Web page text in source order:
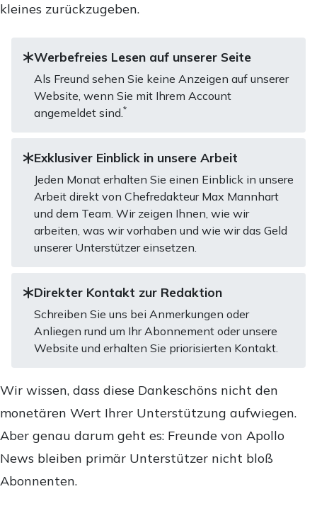
kleines zurückzugeben.
Werbefreies Lesen auf unserer Seite
Als Freund sehen Sie keine Anzeigen auf unserer
Website, wenn Sie mit Ihrem Account
angemeldet sind.*
Exklusiver Einblick in unsere Arbeit
Jeden Monat erhalten Sie einen Einblick in unsere
Arbeit direkt von Chefredakteur Max Mannhart
und dem Team. Wir zeigen Ihnen, wie wir
arbeiten, was wir vorhaben und wie wir das Geld
unserer Unterstützer einsetzen.
Direkter Kontakt zur Redaktion
Schreiben Sie uns bei Anmerkungen oder
Anliegen rund um Ihr Abonnement oder unsere
Website und erhalten Sie priorisierten Kontakt.
Wir wissen, dass diese Dankeschöns nicht den
monetären Wert Ihrer Unterstützung aufwiegen.
Aber genau darum geht es: Freunde von Apollo
News bleiben primär Unterstützer nicht bloß
Abonnenten.